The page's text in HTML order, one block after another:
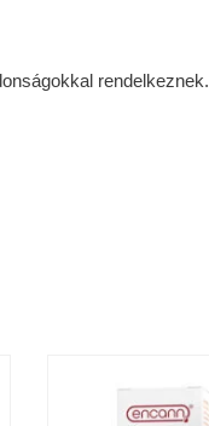
rendelkeznek.